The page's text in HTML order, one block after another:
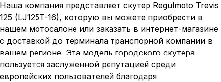
Наша компания представляет скутер Regulmoto Trevis
125 (LJ125T-16), которую вы можете приобрести в
нашем мотосалоне или заказать в интернет-магазине
с доставкой до терминала транспорной компании в
вашем регионе. Эта модель городского скутера
пользуется заслуженной репутацией среди
европейских пользователей благодаря